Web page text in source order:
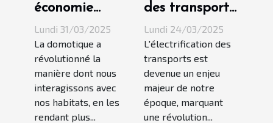
économie
d'énergie les
solutions
intelligentes
pour un foyer
durable
Lundi 31/03/2025
La domotique a
révolutionné la
manière dont nous
interagissons avec
nos habitats, en les
rendant plus...
des transports
électriques au-
delà des
voitures
quelles
innovations sur
les rails et
Lundi 24/03/2025
L'électrification des
transports est
devenue un enjeu
majeur de notre
époque, marquant
une révolution...